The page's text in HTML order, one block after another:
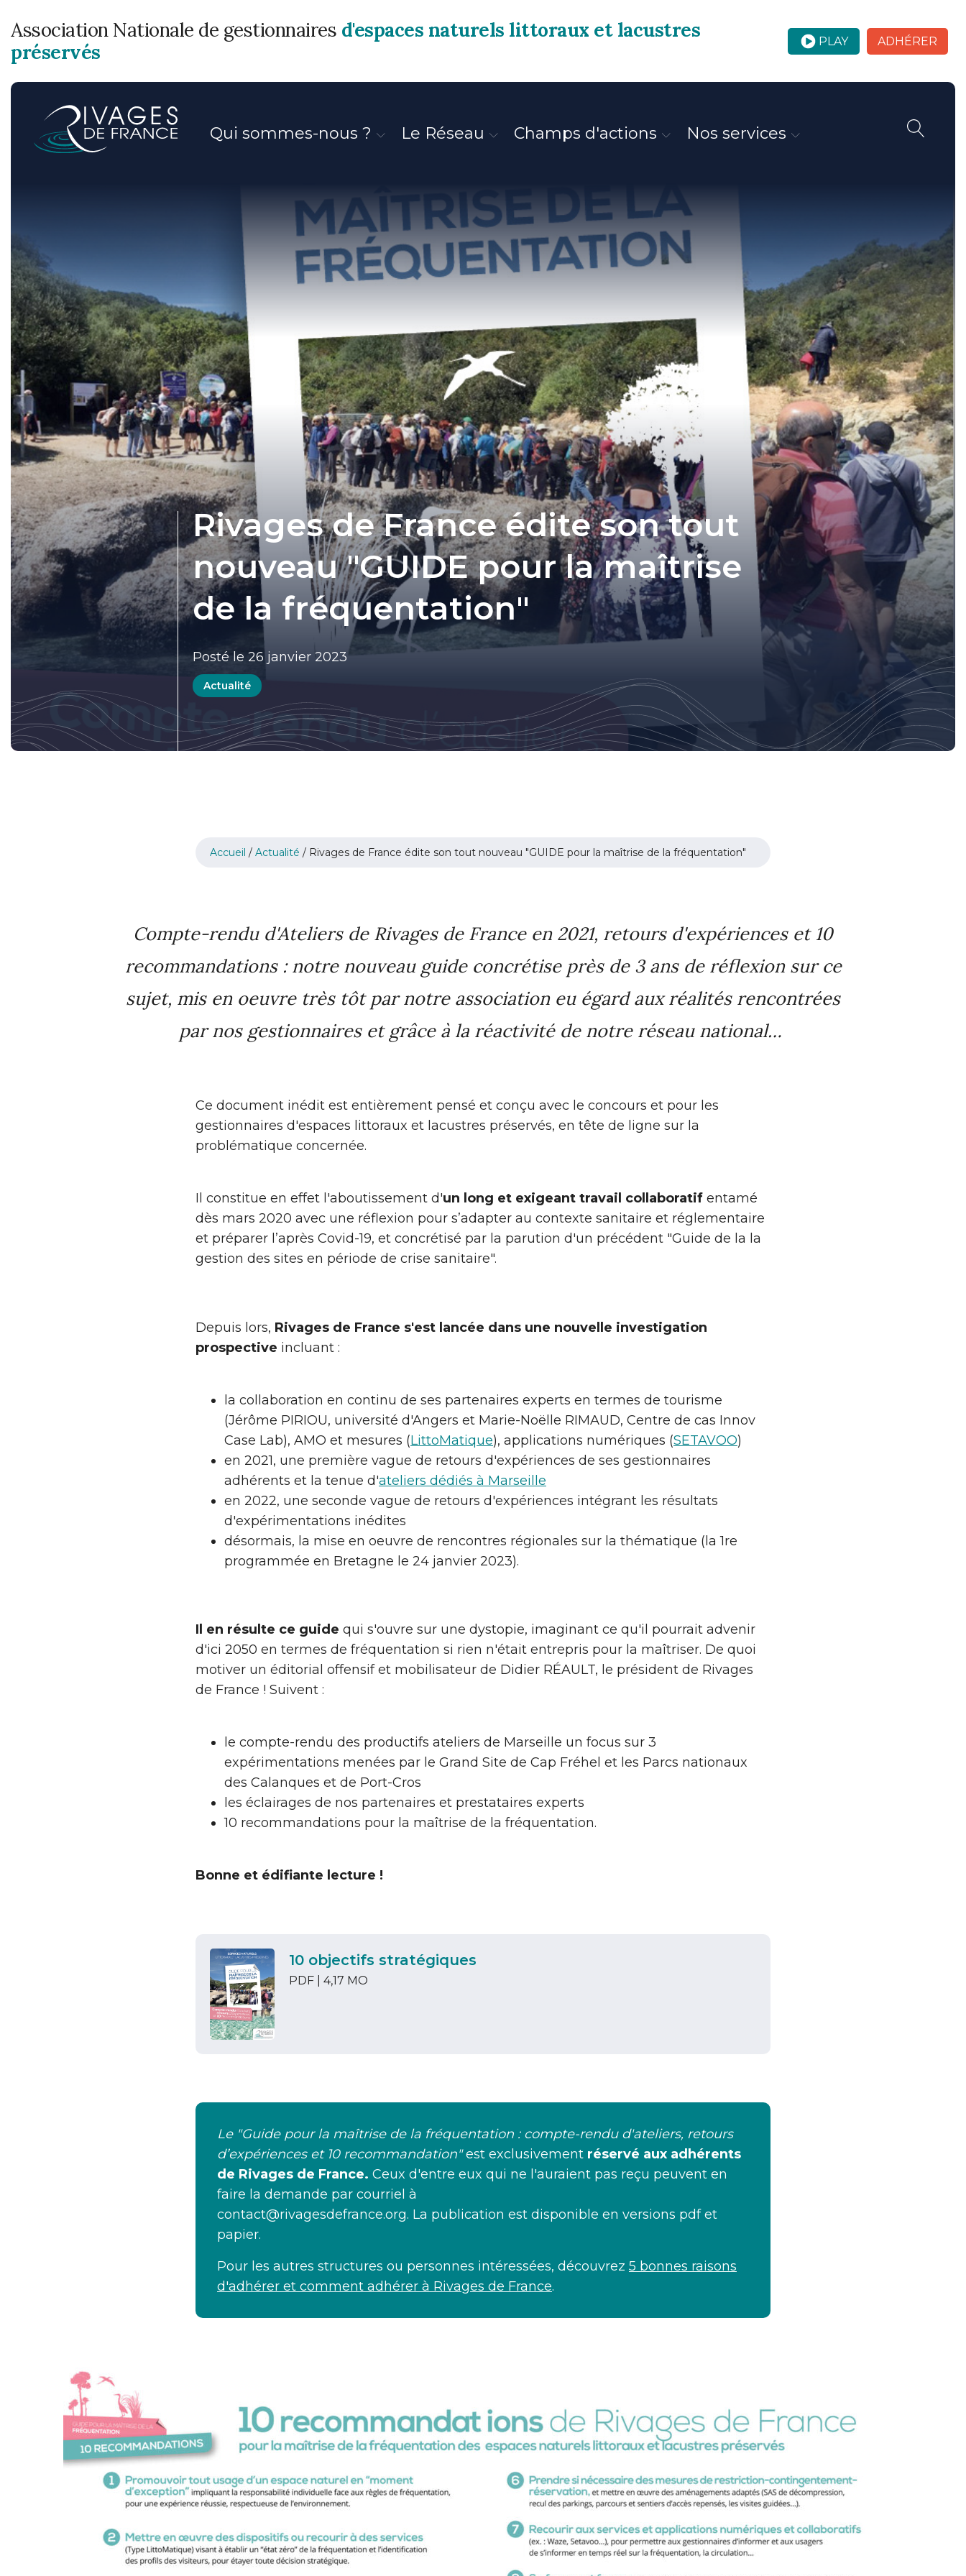
Association Nationale de gestionnaires d'espaces naturels littoraux et lacustres
préservés
PLAY ADHÉRER
Qui sommes-nous ? Le Réseau Champs d'actions Nos services
Rivages de France édite son tout
nouveau "GUIDE pour la maîtrise
de la fréquentation"
Posté le 26 janvier 2023
Actualité
Accueil / Actualité / Rivages de France édite son tout nouveau "GUIDE pour la maîtrise de la fréquentation"
Compte-rendu d'Ateliers de Rivages de France en 2021, retours d'expériences et 10
recommandations : notre nouveau guide concrétise près de 3 ans de réflexion sur ce
sujet, mis en oeuvre très tôt par notre association eu égard aux réalités rencontrées
par nos gestionnaires et grâce à la réactivité de notre réseau national…
Ce document inédit est entièrement pensé et conçu avec le concours et pour les
gestionnaires d'espaces littoraux et lacustres préservés, en tête de ligne sur la
problématique concernée.
Il constitue en effet l'aboutissement d'un long et exigeant travail collaboratif entamé
dès mars 2020 avec une réflexion pour s’adapter au contexte sanitaire et réglementaire
et préparer l’après Covid-19, et concrétisé par la parution d'un précédent "Guide de la la
gestion des sites en période de crise sanitaire".
Depuis lors, Rivages de France s'est lancée dans une nouvelle investigation
prospective incluant :
la collaboration en continu de ses partenaires experts en termes de tourisme
(Jérôme PIRIOU, université d'Angers et Marie-Noëlle RIMAUD, Centre de cas Innov
Case Lab), AMO et mesures (LittoMatique), applications numériques (SETAVOO)
en 2021, une première vague de retours d'expériences de ses gestionnaires
adhérents et la tenue d'ateliers dédiés à Marseille
en 2022, une seconde vague de retours d'expériences intégrant les résultats
d'expérimentations inédites
désormais, la mise en oeuvre de rencontres régionales sur la thématique (la 1re
programmée en Bretagne le 24 janvier 2023).
Il en résulte ce guide qui s'ouvre sur une dystopie, imaginant ce qu'il pourrait advenir
d'ici 2050 en termes de fréquentation si rien n'était entrepris pour la maîtriser. De quoi
motiver un éditorial offensif et mobilisateur de Didier RÉAULT, le président de Rivages
de France ! Suivent :
le compte-rendu des productifs ateliers de Marseille un focus sur 3
expérimentations menées par le Grand Site de Cap Fréhel et les Parcs nationaux
des Calanques et de Port-Cros
les éclairages de nos partenaires et prestataires experts
10 recommandations pour la maîtrise de la fréquentation.
Bonne et édifiante lecture !
10 objectifs stratégiques
PDF | 4,17 MO
Le "Guide pour la maîtrise de la fréquentation : compte-rendu d'ateliers, retours
d’expériences et 10 recommandation"est exclusivement réservé aux adhérents
de Rivages de France. Ceux d'entre eux qui ne l'auraient pas reçu peuvent en
faire la demande par courriel à
contact@rivagesdefrance.org. La publication est disponible en versions pdf et
papier.
Pour les autres structures ou personnes intéressées, découvrez 5 bonnes raisons
d'adhérer et comment adhérer à Rivages de France.